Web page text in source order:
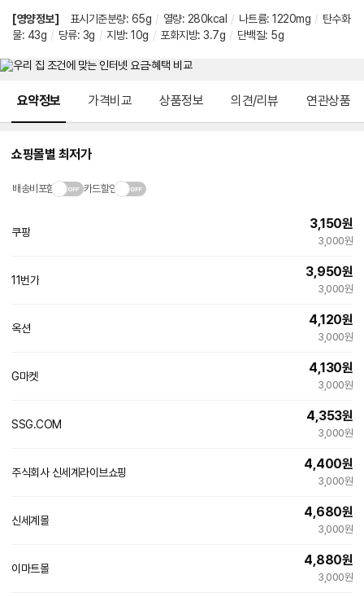
[영양정보] 표시기준분량: 65g / 열량: 280kcal / 나트륨: 1220mg / 탄수화
물: 43g / 당류: 3g / 지방: 10g / 포화지방: 3.7g / 단백질: 5g
요약정보 가격비교 상품정보 의견/리뷰 연관상품
쇼핑몰별 최저가
배송비포함 카드할인
쿠팡
3,150원
3,000원
11번가
3,950원
3,000원
옥션
4,120원
3,000원
G마켓
4,130원
3,000원
SSG.COM
4,353원
3,000원
주식회사 신세계라이브쇼핑
4,400원
3,000원
신세계몰
4,680원
3,000원
이마트몰
4,880원
3,000원